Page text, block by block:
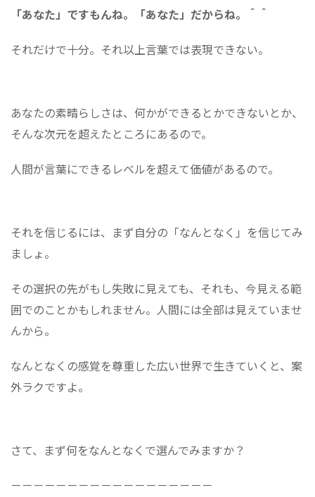
「あなた」ですもんね。「あなた」だからね。＾＾
それだけで十分。それ以上言葉では表現できない。
あなたの素晴らしさは、何かができるとかできないとか、
そんな次元を超えたところにあるので。
人間が言葉にできるレベルを超えて価値があるので。
それを信じるには、まず自分の「なんとなく」を信じてみ
ましょ。
その選択の先がもし失敗に見えても、それも、今見える範
囲でのことかもしれません。人間には全部は見えていませ
んから。
なんとなくの感覚を尊重した広い世界で生きていくと、案
外ラクですよ。
さて、まず何をなんとなくで選んでみますか？
－－－－－－－－－－－－－－－－－－